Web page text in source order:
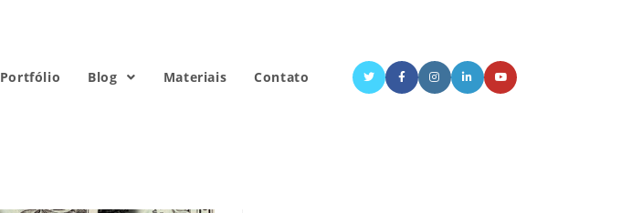
Portfólio Blog Materiais Contato